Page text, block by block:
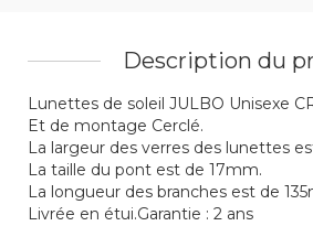
Description du
Lunettes de soleil JULBO Unisexe
Et de montage Cerclé.
La largeur des verres des lunettes
La taille du pont est de 17mm.
La longueur des branches est de
Livrée en étui.Garantie : 2 ans